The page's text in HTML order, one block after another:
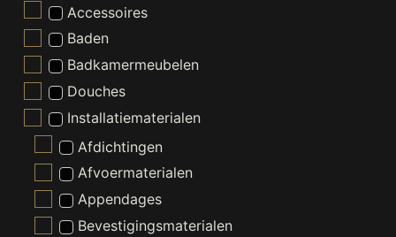
Accessoires
Baden
Badkamermeubelen
Douches
Installatiematerialen
Afdichtingen
Afvoermaterialen
Appendages
Bevestigingsmaterialen